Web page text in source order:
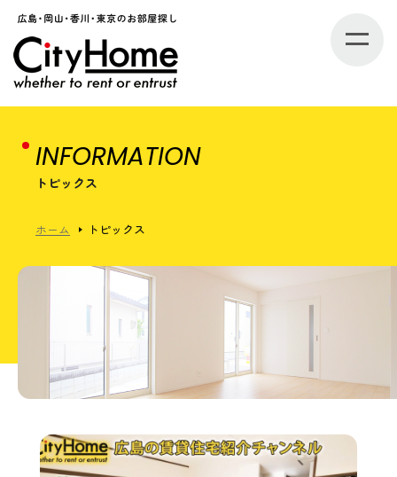
INFORMATION
トピックス
ホーム トピックス